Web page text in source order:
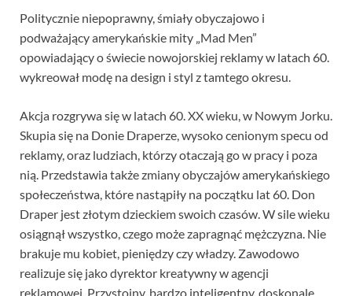
Politycznie niepoprawny, śmiały obyczajowo i
podważający amerykańskie mity „Mad Men”
opowiadający o świecie nowojorskiej reklamy w latach 60.
wykreował modę na design i styl z tamtego okresu.
Akcja rozgrywa się w latach 60. XX wieku, w Nowym Jorku.
Skupia się na Donie Draperze, wysoko cenionym specu od
reklamy, oraz ludziach, którzy otaczają go w pracy i poza
nią. Przedstawia także zmiany obyczajów amerykańskiego
społeczeństwa, które nastąpiły na początku lat 60. Don
Draper jest złotym dzieckiem swoich czasów. W sile wieku
osiągnął wszystko, czego może zapragnąć mężczyzna. Nie
brakuje mu kobiet, pieniędzy czy władzy. Zawodowo
realizuje się jako dyrektor kreatywny w agencji
reklamowej. Przystojny, bardzo inteligentny, doskonale